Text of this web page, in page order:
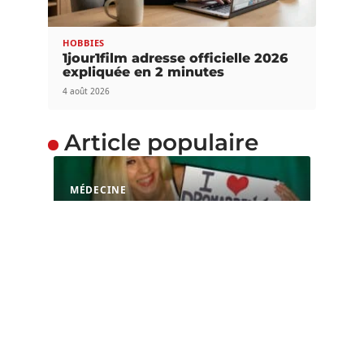
HOBBIES
1jour1film adresse officielle 2026
expliquée en 2 minutes
4 août 2026
Article populaire
MÉDECINE